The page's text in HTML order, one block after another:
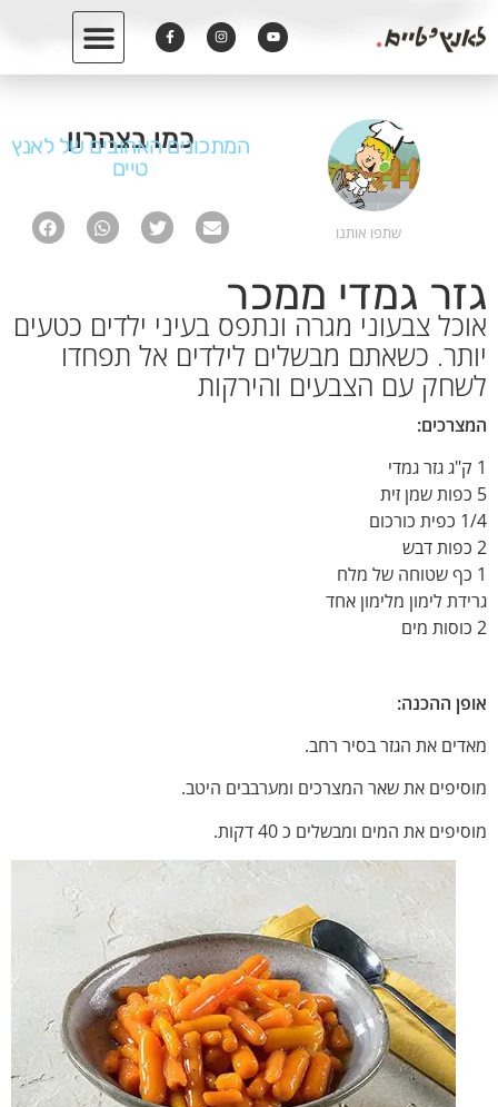
כמו בצהרון
המתכונים האהובים של לאנץ
טיים
שתפו אותנו
גזר גמדי ממכר
אוכל צבעוני מגרה ונתפס בעיני ילדים כטעים
יותר. כשאתם מבשלים לילדים אל תפחדו
לשחק עם הצבעים והירקות
המצרכים:
1 ק"ג גזר גמדי
5 כפות שמן זית
1/4 כפית כורכום
2 כפות דבש
1 כף שטוחה של מלח
גרידת לימון מלימון אחד
2 כוסות מים
אופן ההכנה:
מאדים את הגזר בסיר רחב.
מוסיפים את שאר המצרכים ומערבבים היטב.
מוסיפים את המים ומבשלים כ 40 דקות.